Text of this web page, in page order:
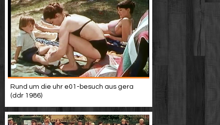
Rund um die uhr e01-besuch aus gera
(ddr 1986)